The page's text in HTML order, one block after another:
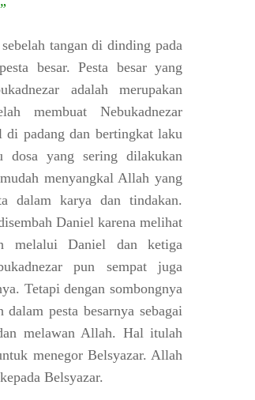
tangan di dinding pada
besar. Pesta besar yang
adalah merupakan
membuat Nebukadnezar
padang dan bertingkat laku
dosa yang sering dilakukan
menyangkal Allah yang
dalam karya dan tindakan.
Daniel karena melihat
melalui Daniel dan ketiga
pun sempat juga
Tetapi dengan sombongnya
pesta besarnya sebagai
melawan Allah. Hal itulah
menegor Belsyazar. Allah
Belsyazar.